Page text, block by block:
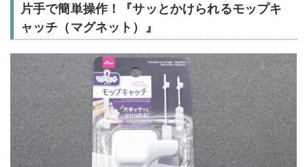
片手で簡単操作！『サッとかけられるモップキ
ャッチ（マグネット）』